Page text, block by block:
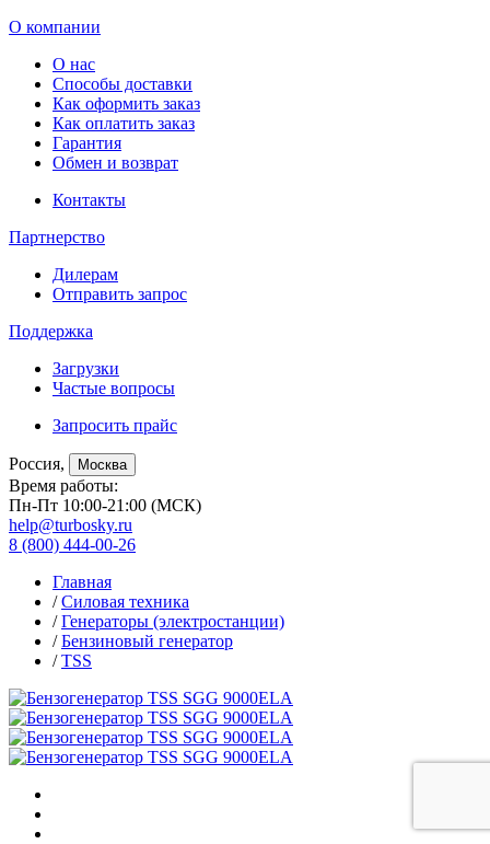
О компании
О нас
Способы доставки
Как оформить заказ
Как оплатить заказ
Гарантия
Обмен и возврат
Контакты
Партнерство
Дилерам
Отправить запрос
Поддержка
Загрузки
Частые вопросы
Запросить прайс
Россия, Москва
Время работы:
Пн-Пт 10:00-21:00 (МСК)
help@turbosky.ru
8 (800) 444-00-26
Главная
/Силовая техника
/Генераторы (электростанции)
/Бензиновый генератор
/TSS